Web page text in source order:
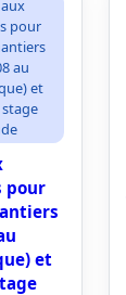
pour
au
et
pour
et